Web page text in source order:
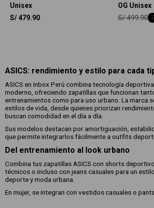
Unisex
S/ 479.90
OG Unisex
-
S/499.90
ASICS: rendimiento y estilo para cada
ASICS en Inbox Perú combina tecnología
moderno, ofreciendo zapatillas que funcionan
entrenamientos como para uso urbano. La marca
estilos de vida, desde quienes priorizan
buscan comodidad en el día a día.
Sus modelos destacan por amortiguación,
que permite integrarlos fácilmente a outfits
Del entrenamiento al look urbano
Combina tus zapatillas ASICS con shorts
técnicos o incluso con jeans casuales para un
deporte y moda urbana.
En mujer, se integran con vestidos casuales o